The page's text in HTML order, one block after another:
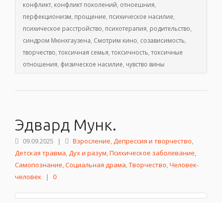
конфликт, конфликт поколений, отноешния,
перфекционизм, прощение, психическое насилие,
психическое расстройство, психотерапия, родительство,
синдром Мюнхгаузена, Смотрим кино, созависимость,
творчество,токсичная семья,токсичность,токсичные
отношения, физическое насилие, чувство вины
Эдвард Мунк.
09.09.2025 | Взросление,Депрессия и творчество,
Детская травма,Дух и разум,Психическое заболевание,
Самопознание,Социальная драма,Творчество,Человек-
человек
| 0